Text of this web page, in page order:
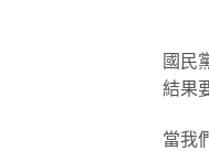
國民
結果
當我